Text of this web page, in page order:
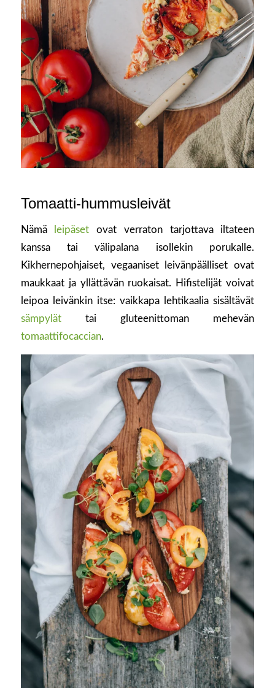
Tomaatti-hummusleivät
Nämä leipäset ovat verraton tarjottava iltateen
kanssa tai välipalana isollekin porukalle.
Kikhernepohjaiset, vegaaniset leivänpäälliset ovat
maukkaat ja yllättävän ruokaisat. Hifistelijät voivat
leipoa leivänkin itse: vaikkapa lehtikaalia sisältävät
sämpylättai gluteenittoman mehevän
tomaattifocaccian.